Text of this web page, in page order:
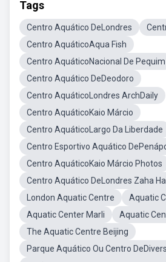
Tags
Centro Aquático DeLondres
Centro AquáticoAqua Fish
Centro AquáticoNacional De Pequim
Centro Aquático DeDeodoro
Centro AquáticoLondres ArchDaily
Centro AquáticoKaio Márcio
Centro AquáticoLargo Da Liberdade
Centro Esportivo Aquático
Centro AquáticoKaio Márcio Photos
Centro Aquático DeLondres Zaha
London Aquatic Centre
Aquatic
Aquatic Center Marli
Aquatic
The Aquatic Centre Beijing
Parque Aquático Ou Centro